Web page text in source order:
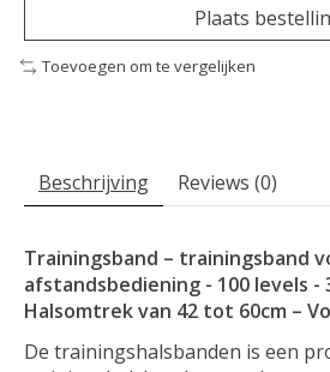
Plaats
Toevoegen om te vergelijken
Beschrijving Reviews (0)
Trainingsband – trainingsband
afstandsbediening - 100 levels -
Halsomtrek van 42 tot 60cm –
De trainingshalsbanden is een